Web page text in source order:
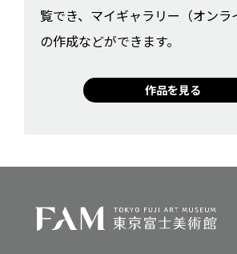
覧でき、マイギャラリー（オンラ
の作成などができます。
作品を見る